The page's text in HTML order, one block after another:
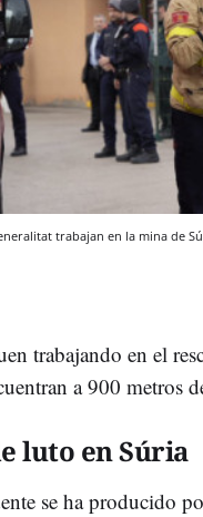
trabajan en la mina de
trabajando en el
a 900 metros
luto en Súria
se ha producido